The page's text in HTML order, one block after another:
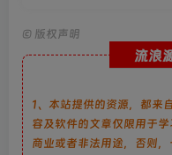
© 版权声明
流浪
1、本站提供的资源，都来
容及软件的文章仅限用于
商业或者非法用途，否则